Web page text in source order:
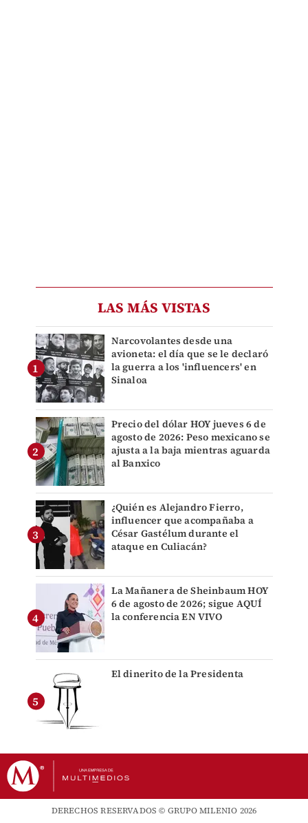
LAS MÁS VISTAS
Narcovolantes desde una
avioneta: el día que se le declaró
la guerra a los 'influencers' en
Sinaloa
Precio del dólar HOY jueves 6 de
agosto de 2026: Peso mexicano se
ajusta a la baja mientras aguarda
al Banxico
¿Quién es Alejandro Fierro,
influencer que acompañaba a
César Gastélum durante el
ataque en Culiacán?
La Mañanera de Sheinbaum HOY
6 de agosto de 2026; sigue AQUÍ
la conferencia EN VIVO
El dinerito de la Presidenta
DERECHOS RESERVADOS © GRUPO MILENIO 2026